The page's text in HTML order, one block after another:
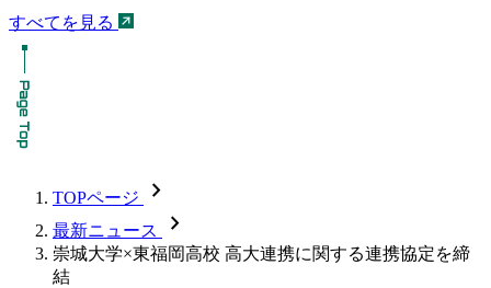
すべてを見る
TOPページ chevron_forward
最新ニュース chevron_forward
崇城大学×東福岡高校 高大連携に関する連携協定を締
結